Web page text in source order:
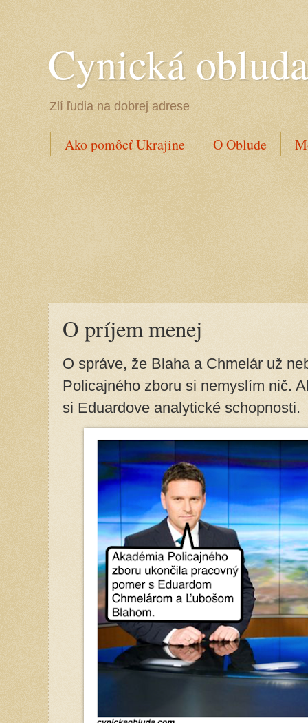
Cynická obluda
Zlí ľudia na dobrej adrese
Ako pomôcť Ukrajine O Oblude
O príjem menej
O správe, že Blaha a Chmelár už
Policajného zboru si nemyslím nič.
si Eduardove analytické schopnosti.